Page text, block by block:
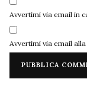
Avvertimi via email in
Avvertimi via email